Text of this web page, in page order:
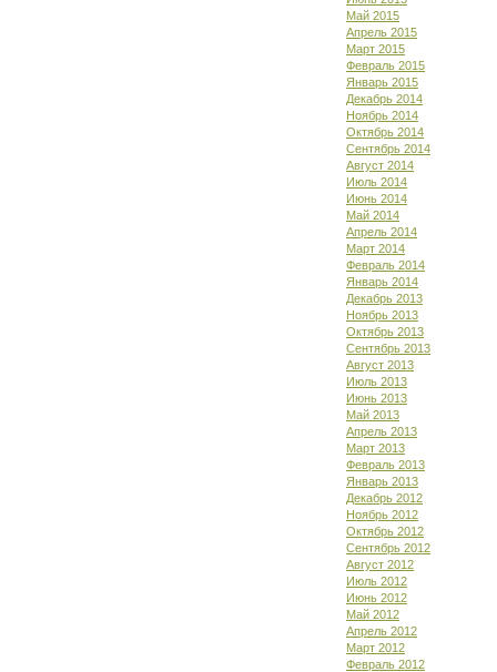
Май 2015
Апрель 2015
Март 2015
Февраль 2015
Январь 2015
Декабрь 2014
Ноябрь 2014
Октябрь 2014
Сентябрь 2014
Август 2014
Июль 2014
Июнь 2014
Май 2014
Апрель 2014
Март 2014
Февраль 2014
Январь 2014
Декабрь 2013
Ноябрь 2013
Октябрь 2013
Сентябрь 2013
Август 2013
Июль 2013
Июнь 2013
Май 2013
Апрель 2013
Март 2013
Февраль 2013
Январь 2013
Декабрь 2012
Ноябрь 2012
Октябрь 2012
Сентябрь 2012
Август 2012
Июль 2012
Июнь 2012
Май 2012
Апрель 2012
Март 2012
Февраль 2012